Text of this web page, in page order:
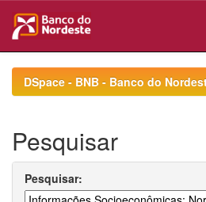
navigationDSpace - BNB - Banco do
Pesquisar
Pesquisar: